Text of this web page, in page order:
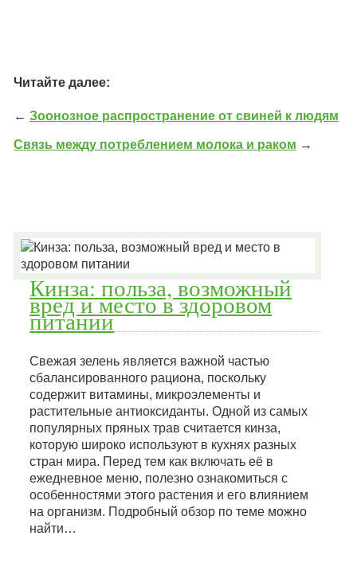
Читайте далее:
←Зоонозное распространение от свиней к людям
Связь между потреблением молока и раком →
Кинза: польза, возможный
вред и место в здоровом
питании
Свежая зелень является важной частью
сбалансированного рациона, поскольку
содержит витамины, микроэлементы и
растительные антиоксиданты. Одной из самых
популярных пряных трав считается кинза,
которую широко используют в кухнях разных
стран мира. Перед тем как включать её в
ежедневное меню, полезно ознакомиться с
особенностями этого растения и его влиянием
на организм. Подробный обзор по теме можно
найти…